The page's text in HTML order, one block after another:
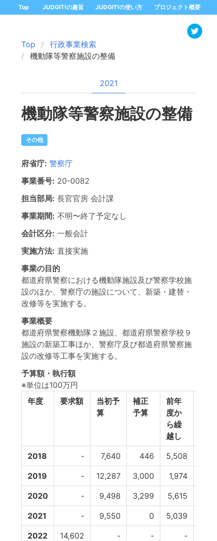
Top JUDGIT!の趣旨 JUDGIT!の使い方 プロジェクト概要
Top
行政事業検索
機動隊等警察施設の整備
2021
機動隊等警察施設の整備
その他
府省庁: 警察庁
事業番号: 20-0082
担当部局: 長官官房 会計課
事業期間: 不明〜終了予定なし
会計区分: 一般会計
実施方法: 直接実施
事業の目的
都道府県警察における機動隊施設及び警察学校施
設のほか、警察庁の施設について、新築・建替・
改修等を実施する。
事業概要
都道府県警察機動隊２施設、都道府県警察学校９
施設の新築工事ほか、警察庁及び都道府県警察施
設の改修等工事を実施する。
予算額・執行額
※単位は100万円
年度
要求額
当初予
算
補正
予算
前年
度か
ら繰
越し
2018 - 7,640 446 5,508
2019 - 12,287 3,000 1,974
2020 - 9,498 3,299 5,615
2021 - 9,550 0 5,039
2022 14,602 - - -